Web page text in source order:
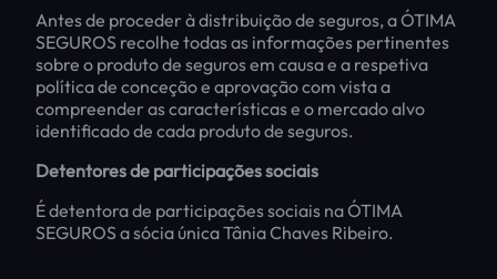
Antes de proceder à distribuição de seguros, a ÓTIMA
SEGUROS recolhe todas as informações pertinentes
sobre o produto de seguros em causa e a respetiva
política de conceção e aprovação com vista a
compreender as características e o mercado alvo
identificado de cada produto de seguros.
Detentores de participações sociais
É detentora de participações sociais na ÓTIMA
SEGUROS a sócia única Tânia Chaves Ribeiro.